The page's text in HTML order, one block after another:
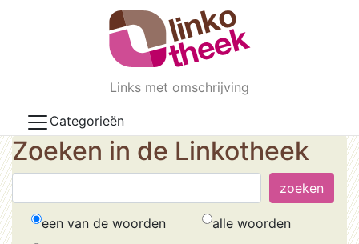
Skip to main content
Links met omschrijving
Categorieën
Zoeken in de Linkotheek
een van de woorden
alle woorden